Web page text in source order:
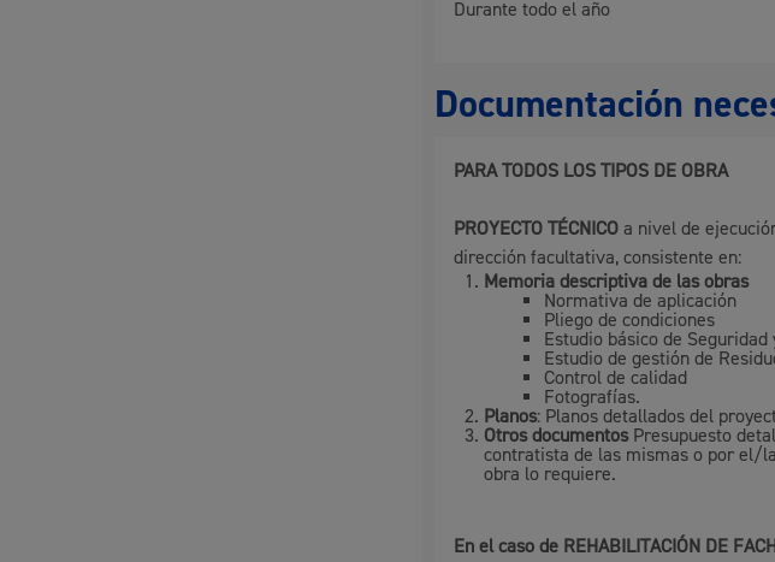
Actualidad
Noticias
Avisos
Agenda cultural
Durante todo el año
Documentación
PARA TODOS LOS TIPOS DE OBRA
PROYECTO TÉCNICO a nivel de
dirección facultativa, consistente en:
Memoria descriptiva de las obras
Normativa de aplicación
Pliego de condiciones
Estudio básico de Seguridad
Estudio de gestión de
Control de calidad
Fotografías.
Planos: Planos detallados del
Otros documentos Presupuesto
contratista de las mismas o por el/
obra lo requiere.
En el caso de REHABILITACIÓN DE